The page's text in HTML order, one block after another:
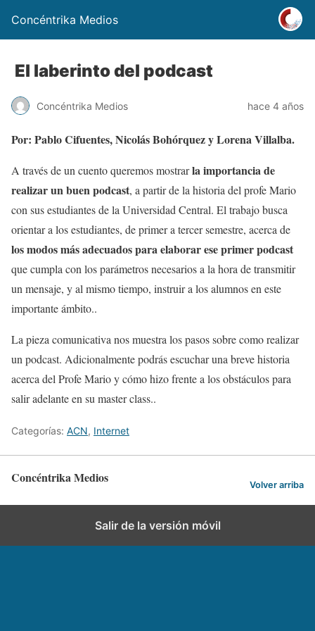
Concéntrika Medios
El laberinto del podcast
Concéntrika Medios hace 4 años
Por: Pablo Cifuentes, Nicolás Bohórquez y Lorena Villalba.
A través de un cuento queremos mostrarla importancia de
realizar un buen podcast, a partir de la historia del profe Mario
con sus estudiantes de la Universidad Central. El trabajo busca
orientar a los estudiantes, de primer a tercer semestre, acerca de
los modos más adecuados para elaborar ese primer podcast
que cumpla con los parámetros necesarios a la hora de transmitir
un mensaje, y al mismo tiempo, instruir a los alumnos en este
importante ámbito..
La pieza comunicativa nos muestra los pasos sobre como realizar
un podcast. Adicionalmente podrás escuchar una breve historia
acerca del Profe Mario y cómo hizo frente a los obstáculos para
salir adelante en su master class..
Categorías: ACN, Internet
Concéntrika Medios Volver arriba
Salir de la versión móvil